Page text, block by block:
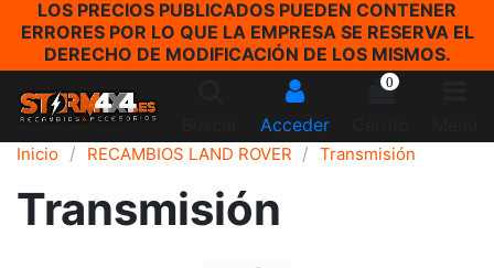
LOS PRECIOS PUBLICADOS PUEDEN CONTENER
ERRORES POR LO QUE LA EMPRESA SE RESERVA EL
DERECHO DE MODIFICACIÓN DE LOS MISMOS.
Acceder
0
Inicio RECAMBIOS LAND ROVER Transmisión
Transmisión